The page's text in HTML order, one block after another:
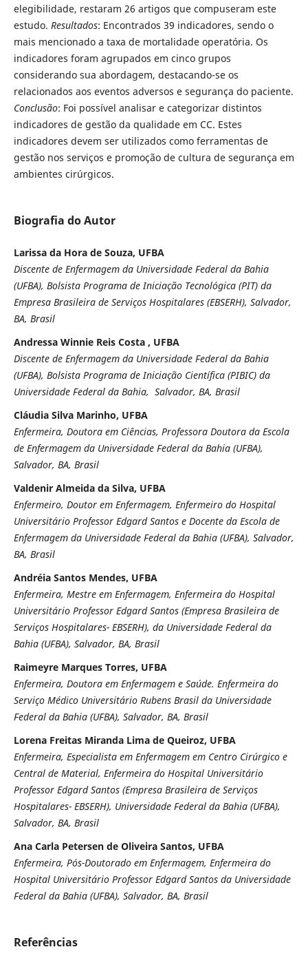
elegibilidade, restaram 26 artigos que compuseram este
estudo. Resultados: Encontrados 39 indicadores, sendo o
mais mencionado a taxa de mortalidade operatória. Os
indicadores foram agrupados em cinco grupos
considerando sua abordagem, destacando-se os
relacionados aos eventos adversos e segurança do paciente.
Conclusão: Foi possível analisar e categorizar distintos
indicadores de gestão da qualidade em CC. Estes
indicadores devem ser utilizados como ferramentas de
gestão nos serviços e promoção de cultura de segurança em
ambientes cirúrgicos.
Biografia do Autor
Larissa da Hora de Souza, UFBA
Discente de Enfermagem da Universidade Federal da Bahia
(UFBA), Bolsista Programa de Iniciação Tecnológica (PIT) da
Empresa Brasileira de Serviços Hospitalares (EBSERH), Salvador,
BA, Brasil
Andressa Winnie Reis Costa , UFBA
Discente de Enfermagem da Universidade Federal da Bahia
(UFBA), Bolsista Programa de Iniciação Científica (PIBIC) da
Universidade Federal da Bahia, Salvador, BA, Brasil
Cláudia Silva Marinho, UFBA
Enfermeira, Doutora em Ciências, Professora Doutora da Escola
de Enfermagem da Universidade Federal da Bahia (UFBA),
Salvador, BA, Brasil
Valdenir Almeida da Silva, UFBA
Enfermeiro, Doutor em Enfermagem, Enfermeiro do Hospital
Universitário Professor Edgard Santos e Docente da Escola de
Enfermagem da Universidade Federal da Bahia (UFBA), Salvador,
BA, Brasil
Andréia Santos Mendes, UFBA
Enfermeira, Mestre em Enfermagem, Enfermeira do Hospital
Universitário Professor Edgard Santos (Empresa Brasileira de
Serviços Hospitalares- EBSERH), da Universidade Federal da
Bahia (UFBA), Salvador, BA, Brasil
Raimeyre Marques Torres, UFBA
Enfermeira, Doutora em Enfermagem e Saúde. Enfermeira do
Serviço Médico Universitário Rubens Brasil da Universidade
Federal da Bahia (UFBA), Salvador, BA, Brasil
Lorena Freitas Miranda Lima de Queiroz, UFBA
Enfermeira, Especialista em Enfermagem em Centro Cirúrgico e
Central de Material, Enfermeira do Hospital Universitário
Professor Edgard Santos (Empresa Brasileira de Serviços
Hospitalares- EBSERH), Universidade Federal da Bahia (UFBA),
Salvador, BA, Brasil
Ana Carla Petersen de Oliveira Santos, UFBA
Enfermeira, Pós-Doutorado em Enfermagem, Enfermeira do
Hospital Universitário Professor Edgard Santos da Universidade
Federal da Bahia (UFBA), Salvador, BA, Brasil
Referências